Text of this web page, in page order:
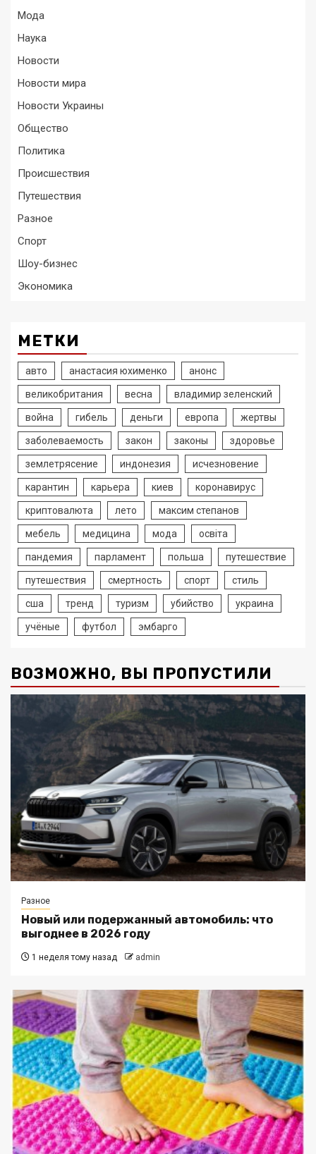
Мода
Наука
Новости
Новости мира
Новости Украины
Общество
Политика
Происшествия
Путешествия
Разное
Спорт
Шоу-бизнес
Экономика
МЕТКИ
авто анастасия юхименко анонс
великобритания весна владимир зеленский
война гибель деньги европа жертвы
заболеваемость закон законы здоровье
землетрясение индонезия исчезновение
карантин карьера киев коронавирус
криптовалюта лето максим степанов
мебель медицина мода освіта
пандемия парламент польша путешествие
путешествия смертность спорт стиль
сша тренд туризм убийство украина
учёные футбол эмбарго
ВОЗМОЖНО, ВЫ ПРОПУСТИЛИ
Разное
Новый или подержанный автомобиль: что
выгоднее в 2026 году
1 неделя тому назад admin